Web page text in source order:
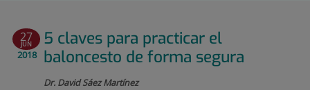
27
JUN
2018
5 claves para practicar el
baloncesto de forma segura
Dr. David Sáez Martínez